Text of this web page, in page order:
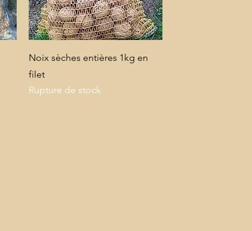
Aperçu rapide
Noix sèches entières 1kg en
filet
Rupture de stock